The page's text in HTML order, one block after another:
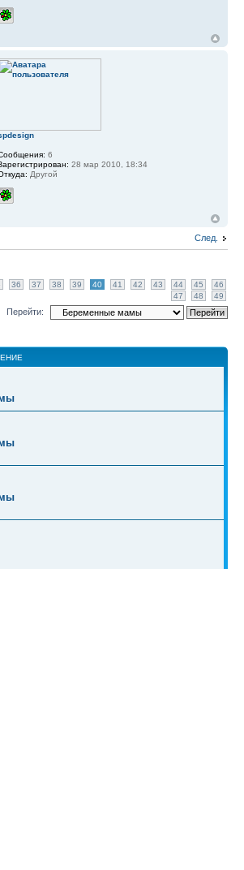
6
28 мар 2010, 18:34
Другой
След.
36 37 38 39 40 41 42 43 44 45
46
47
48 49
Перейти: